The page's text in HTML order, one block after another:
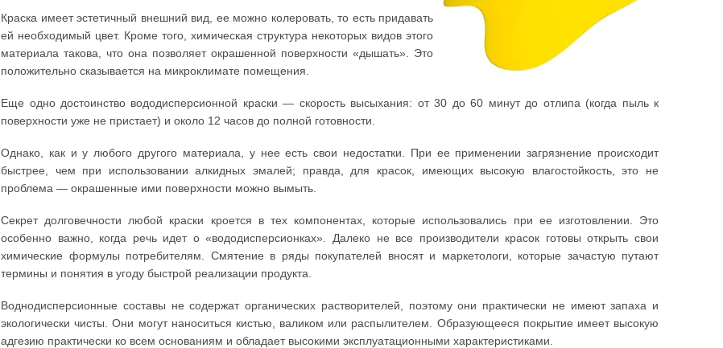
Краска имеет эстетичный внешний вид, ее можно колеровать, то есть придавать
ей необходимый цвет. Кроме того, химическая структура некоторых видов этого
материала такова, что она позволяет окрашенной поверхности «дышать». Это
положительно сказывается на микроклимате помещения.
Еще одно достоинство вододисперсионной краски — скорость высыхания: от 30 до 60 минут до отлипа (когда пыль к
поверхности уже не пристает) и около 12 часов до полной готовности.
Однако, как и у любого другого материала, у нее есть свои недостатки. При ее применении загрязнение происходит
быстрее, чем при использовании алкидных эмалей; правда, для красок, имеющих высокую влагостойкость, это не
проблема — окрашенные ими поверхности можно вымыть.
Секрет долговечности любой краски кроется в тех компонентах, которые использовались при ее изготовлении. Это
особенно важно, когда речь идет о «вододисперсионках». Далеко не все производители красок готовы открыть свои
химические формулы потребителям. Смятение в ряды покупателей вносят и маркетологи, которые зачастую путают
термины и понятия в угоду быстрой реализации продукта.
Воднодисперсионные составы не содержат органических растворителей, поэтому они практически не имеют запаха и
экологически чисты. Они могут наноситься кистью, валиком или распылителем. Образующееся покрытие имеет высокую
адгезию практически ко всем основаниям и обладает высокими эксплуатационными характеристиками.